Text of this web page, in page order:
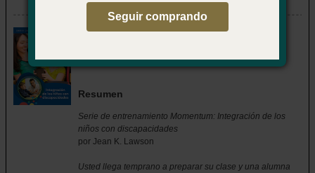
[…]more
Integración de los niños con
Item #02CX4114
Resumen
Serie de entrenamiento Momentum: Integración de los
niños con discapacidades
por Jean K. Lawson
Usted llega temprano a preparar su clase y una alumna
Seguir comprando